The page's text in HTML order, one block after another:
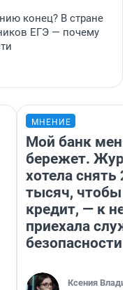
конец? В стране
ЕГЭ — почему
МНЕНИЕ
Мой банк меня
бережет.
хотела снять
тысяч, чтобы
кредит, — к
приехала
безопасности
Ксения